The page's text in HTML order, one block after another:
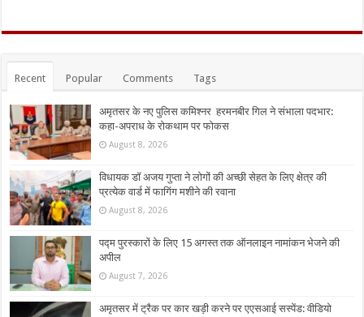
Recent Popular Comments Tags
अमृतसर के नए पुलिस कमिश्नर हरमनबीर गिल ने संभाला पदभार:
कहा-अपराध के रोकथाम पर फोकस
August 8, 2026
विधायक डॉ अजय गुप्ता ने लोगों की अच्छी सेहत के लिए क्षेत्र की
प्रत्येक वार्ड में फागिंग मशीने की रवाना
August 8, 2026
पद्म पुरस्कारों के लिए 15 अगस्त तक ऑनलाइन नामांकन भेजने की
अपील
August 7, 2026
अमृतसर में ट्रैक पर कार खड़ी करने पर एएसआई सस्पेंड: वीडियो